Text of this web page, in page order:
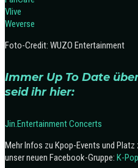
Vlive
Weverse
Foto-Credit: WUZO Entertainment
Immer Up To Date
seid ihr hier:
Jin.Entertainment Concerts
Mehr Infos zu Kpop-Events und
unser neuen Facebook-Gruppe: K-